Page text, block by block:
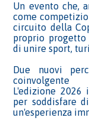
Un evento che,
come
circuito della
proprio
di unire sport,
Due nuovi
coinvolgente
L'edizione
per soddisfare
un'esperienza